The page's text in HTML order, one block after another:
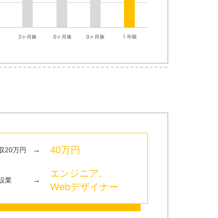
20万円 → 40万円
業 →
エンジニア,
Webデザイナー